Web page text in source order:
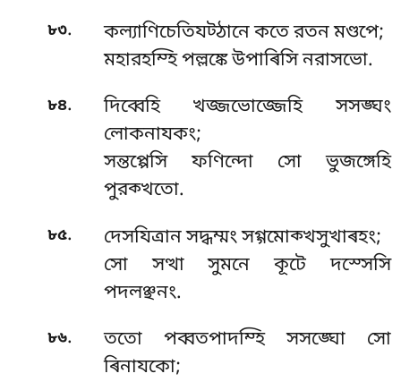
৮৩.
কল্যাণিচেতিযট্ঠানে কতে রতন মণ্ডপে;
মহারহম্হি পল্লঙ্কে উপাৰিসি নরাসভো.
৮৪.
দিব্বেহি খজ্জভোজ্জেহি সসঙ্ঘং
লোকনাযকং;
সন্তপ্পেসি ফণিন্দো সো ভুজঙ্গেহি
পুরক্খতো.
৮৫.
দেসযিত্ৰান সদ্ধম্মং সগ্গমোক্খসুখাৰহং;
সো সত্থা সুমনে কূটে দস্সেসি
পদলঞ্ছনং.
৮৬.
ততো পব্বতপাদম্হি সসঙ্ঘো সো
ৰিনাযকো;